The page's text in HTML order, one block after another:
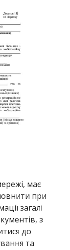
має
при
загалі
з
до
та